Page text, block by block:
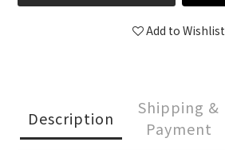
Add to Wishlist
Description
Shipping &
Payment